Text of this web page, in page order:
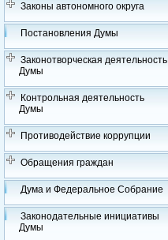
Законы автономного округа
Постановления Думы
Законотворческая деятельность
Думы
Контрольная деятельность
Думы
Противодействие коррупции
Обращения граждан
Дума и Федеральное Собрание
Законодательные инициативы
Думы